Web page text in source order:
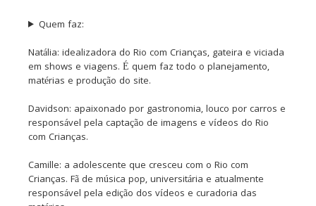
Quem faz:
Natália: idealizadora do Rio com Crianças, gateira e viciada
em shows e viagens. É quem faz todo o planejamento,
matérias e produção do site.
Davidson: apaixonado por gastronomia, louco por carros e
responsável pela captação de imagens e vídeos do Rio
com Crianças.
Camille: a adolescente que cresceu com o Rio com
Crianças. Fã de música pop, universitária e atualmente
responsável pela edição dos vídeos e curadoria das